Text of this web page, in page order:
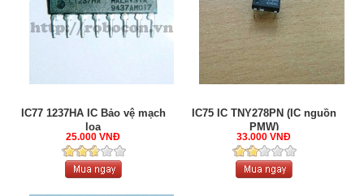
IC77 1237HA IC Bảo vệ mạch
loa
25.000 VNĐ
IC75 IC TNY278PN (IC nguồn
PMW)
33.000 VNĐ